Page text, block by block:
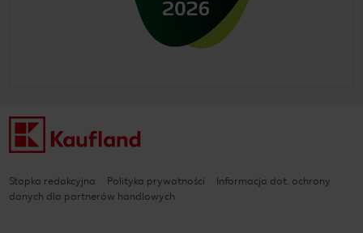
Stopka redakcyjna Polityka prywatności
Informacja dot. ochrony
danych dla partnerów handlowych